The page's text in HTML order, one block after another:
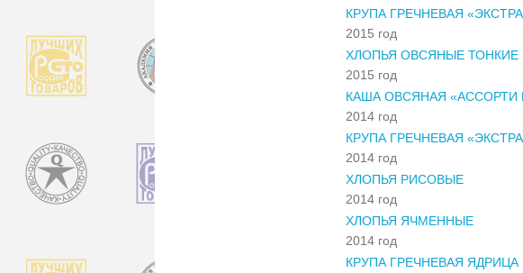
КРУПА ГРЕЧНЕВАЯ
2015 год
ХЛОПЬЯ ОВСЯНЫЕ ТОНКИЕ
2015 год
КАША ОВСЯНАЯ «АССОРТИ
2014 год
КРУПА ГРЕЧНЕВАЯ
2014 год
ХЛОПЬЯ РИСОВЫЕ
2014 год
ХЛОПЬЯ ЯЧМЕННЫЕ
2014 год
КРУПА ГРЕЧНЕВАЯ